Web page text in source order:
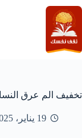
التجاوز
إلى
المحتوى
تخفيف الم عرق النسا
19 يناير، 2025